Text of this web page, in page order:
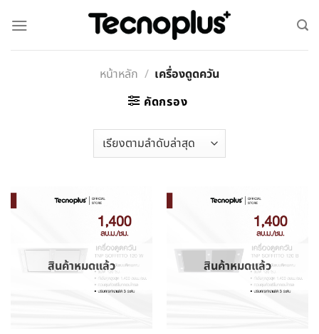
หน้าหลัก / เครื่องดูดควัน
คัดกรอง
สินค้าหมดแล้ว สินค้าหมดแล้ว